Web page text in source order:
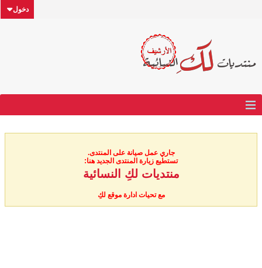
دخول
جاري عمل صيانة على المنتدى.
تستطيع زيارة المنتدى الجديد هنا:
منتديات لكِ النسائية
مع تحيات ادارة موقع لكِ